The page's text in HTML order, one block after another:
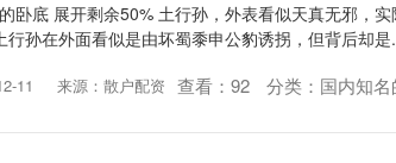
底 展开剩余50% 土行孙，外表看似天真无邪，实
行孙在外面看似是由坏蜀黍申公豹诱拐，但背后却是
11 来源：散户配资 查看： 92 分类： 国内知